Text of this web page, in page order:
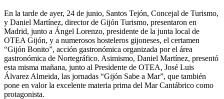
En la tarde de ayer, 24 de junio, Santos Tejón, Concejal de Turismo,
y Daniel Martínez, director de Gijón Turismo, presentaron en
Madrid, junto a Ángel Lorenzo, presidente de la junta local de
OTEA Gijón, y a numerosos hosteleros gijoneses, el certamen
“Gijón Bonito”, acción gastronómica organizada por el área
gastronómica de Nortegráfico. Asimismo, Daniel Martínez, presentó
esta misma mañana, junto al Presidente de OTEA, José Luis
Álvarez Almeida, las jornadas “Gijón Sabe a Mar”, que también
pone en valor la excelente materia prima del Mar Cantábrico como
protagonista.